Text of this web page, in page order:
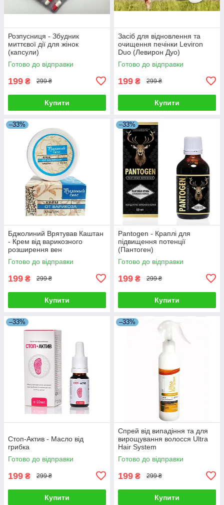
Розпусниця - Збудник
миттєвої дії для жінок
(капсули)
Готово до відправки
199 ₴ 299 ₴
Купити
Засіб для відновлення та
очищення печінки Leviron
Duo (Левирон Дуо)
Готово до відправки
199 ₴ 299 ₴
Купити
–33%
Бджолиний Врятував Каштан
- Крем від варикозного
розширення вен
Готово до відправки
199 ₴ 299 ₴
Купити
–33%
Pantogen - Краплі для
підвищення потенції
(Пантоген)
Готово до відправки
199 ₴ 299 ₴
Купити
–33%
Стоп-Актив - Масло від
грибка
Готово до відправки
199 ₴ 299 ₴
Купити
–33%
Спрей від випадіння та для
вирощування волосся Ultra
Hair System
Готово до відправки
199 ₴ 299 ₴
Купити